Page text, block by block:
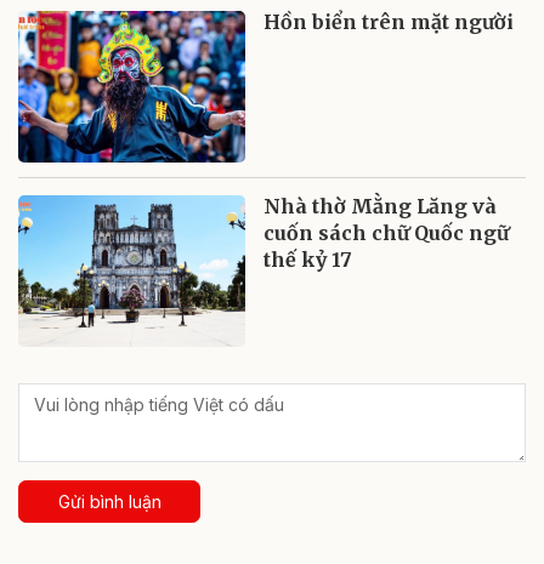
Hồn biển trên mặt người
Nhà thờ Mằng Lăng và
cuốn sách chữ Quốc ngữ
thế kỷ 17
Gửi bình luận